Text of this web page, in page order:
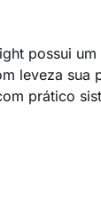
possui
leveza sua
prático